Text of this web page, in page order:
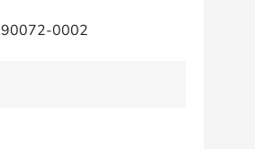
90072-0002